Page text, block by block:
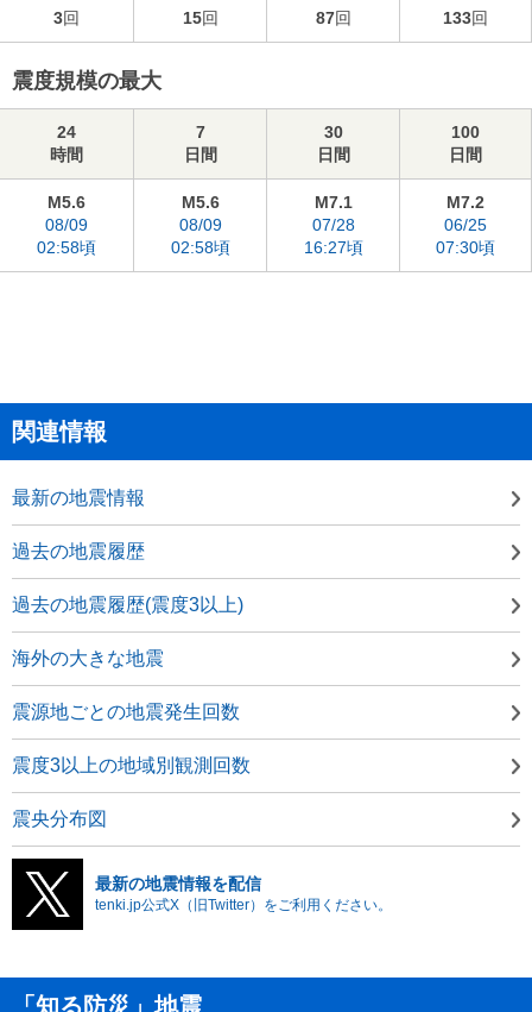
3回 15回 87回 133回
震度規模の最大
24
時間
7
日間
30
日間
100
日間
M5.6
08/09
02:58頃
M5.6
08/09
02:58頃
M7.1
07/28
16:27頃
M7.2
06/25
07:30頃
関連情報
最新の地震情報
過去の地震履歴
過去の地震履歴(震度3以上)
海外の大きな地震
震源地ごとの地震発生回数
震度3以上の地域別観測回数
震央分布図
最新の地震情報を配信
tenki.jp公式X（旧Twitter）をご利用ください。
「知る防災」地震